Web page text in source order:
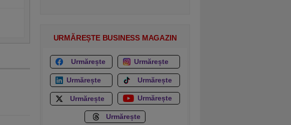
URMĂREȘTE BUSINESS MAGAZIN
Urmărește Urmărește
Urmărește Urmărește
Urmărește Urmărește
Urmărește